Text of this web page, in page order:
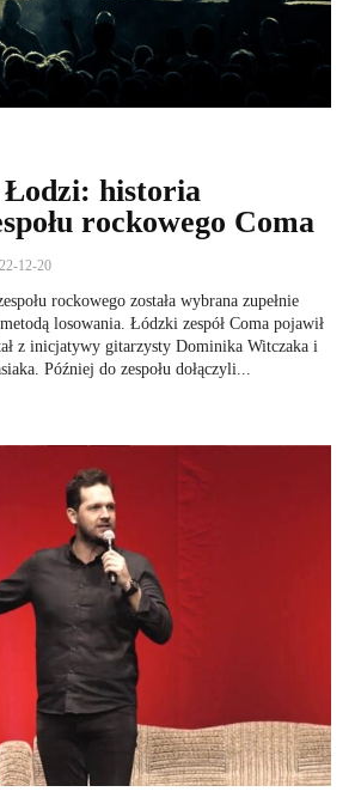
Łodzi: historia
rockowego Coma
12-20
rockowego została wybrana zupełnie
losowania. Łódzki zespół Coma pojawił
z inicjatywy gitarzysty Dominika Witczaka i
Później do zespołu dołączyli...